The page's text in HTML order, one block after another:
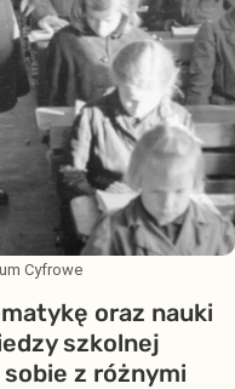
Cyfrowe
oraz nauki
szkolnej
z różnymi